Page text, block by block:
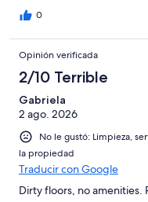
0
Opinión verificada
2/10 Terrible
Gabriela
2 ago. 2026
No le gustó: Limpieza,
la propiedad
Traducir con Google
Dirty floors, no amenities.